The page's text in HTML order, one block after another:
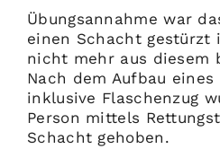
Übungsannahme war
einen Schacht gestürzt
nicht mehr aus diesem
Nach dem Aufbau
inklusive Flaschenzug
Person mittels
Schacht gehoben.